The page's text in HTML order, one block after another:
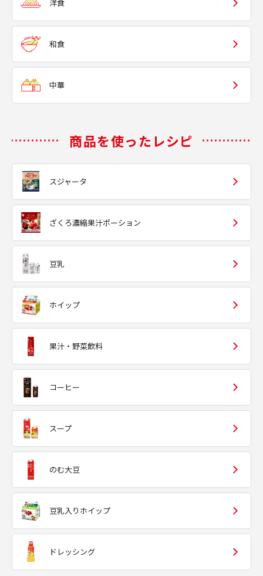
洋食
和食
中華
商品を使ったレシピ
スジャータ
ざくろ濃縮果汁ポーション
豆乳
ホイップ
果汁・野菜飲料
コーヒー
スープ
のむ大豆
豆乳入りホイップ
ドレッシング